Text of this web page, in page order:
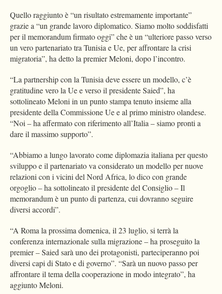
Quello raggiunto è “un risultato estremamente importante”
grazie a “un grande lavoro diplomatico. Siamo molto soddisfatti
per il memorandum firmato oggi” che è un “ulteriore passo verso
un vero partenariato tra Tunisia e Ue, per affrontare la crisi
migratoria”, ha detto la premier Meloni, dopo l’incontro.
“La partnership con la Tunisia deve essere un modello, c’è
gratitudine vero la Ue e verso il presidente Saied”, ha
sottolineato Meloni in un punto stampa tenuto insieme alla
presidente della Commissione Ue e al primo ministro olandese.
“Noi – ha affermato con riferimento all’Italia – siamo pronti a
dare il massimo supporto”.
“Abbiamo a lungo lavorato come diplomazia italiana per questo
sviluppo e il partenariato va considerato un modello per nuove
relazioni con i vicini del Nord Africa, lo dico con grande
orgoglio – ha sottolineato il presidente del Consiglio – Il
memorandum è un punto di partenza, cui dovranno seguire
diversi accordi”.
“A Roma la prossima domenica, il 23 luglio, si terrà la
conferenza internazionale sulla migrazione – ha proseguito la
premier – Saied sarà uno dei protagonisti, parteciperanno poi
diversi capi di Stato e di governo”. “Sarà un nuovo passo per
affrontare il tema della cooperazione in modo integrato”, ha
aggiunto Meloni.